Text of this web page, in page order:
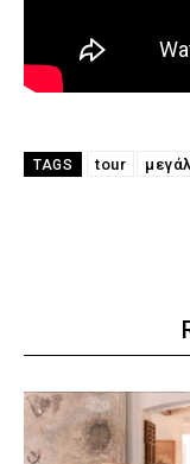
TAGS tour